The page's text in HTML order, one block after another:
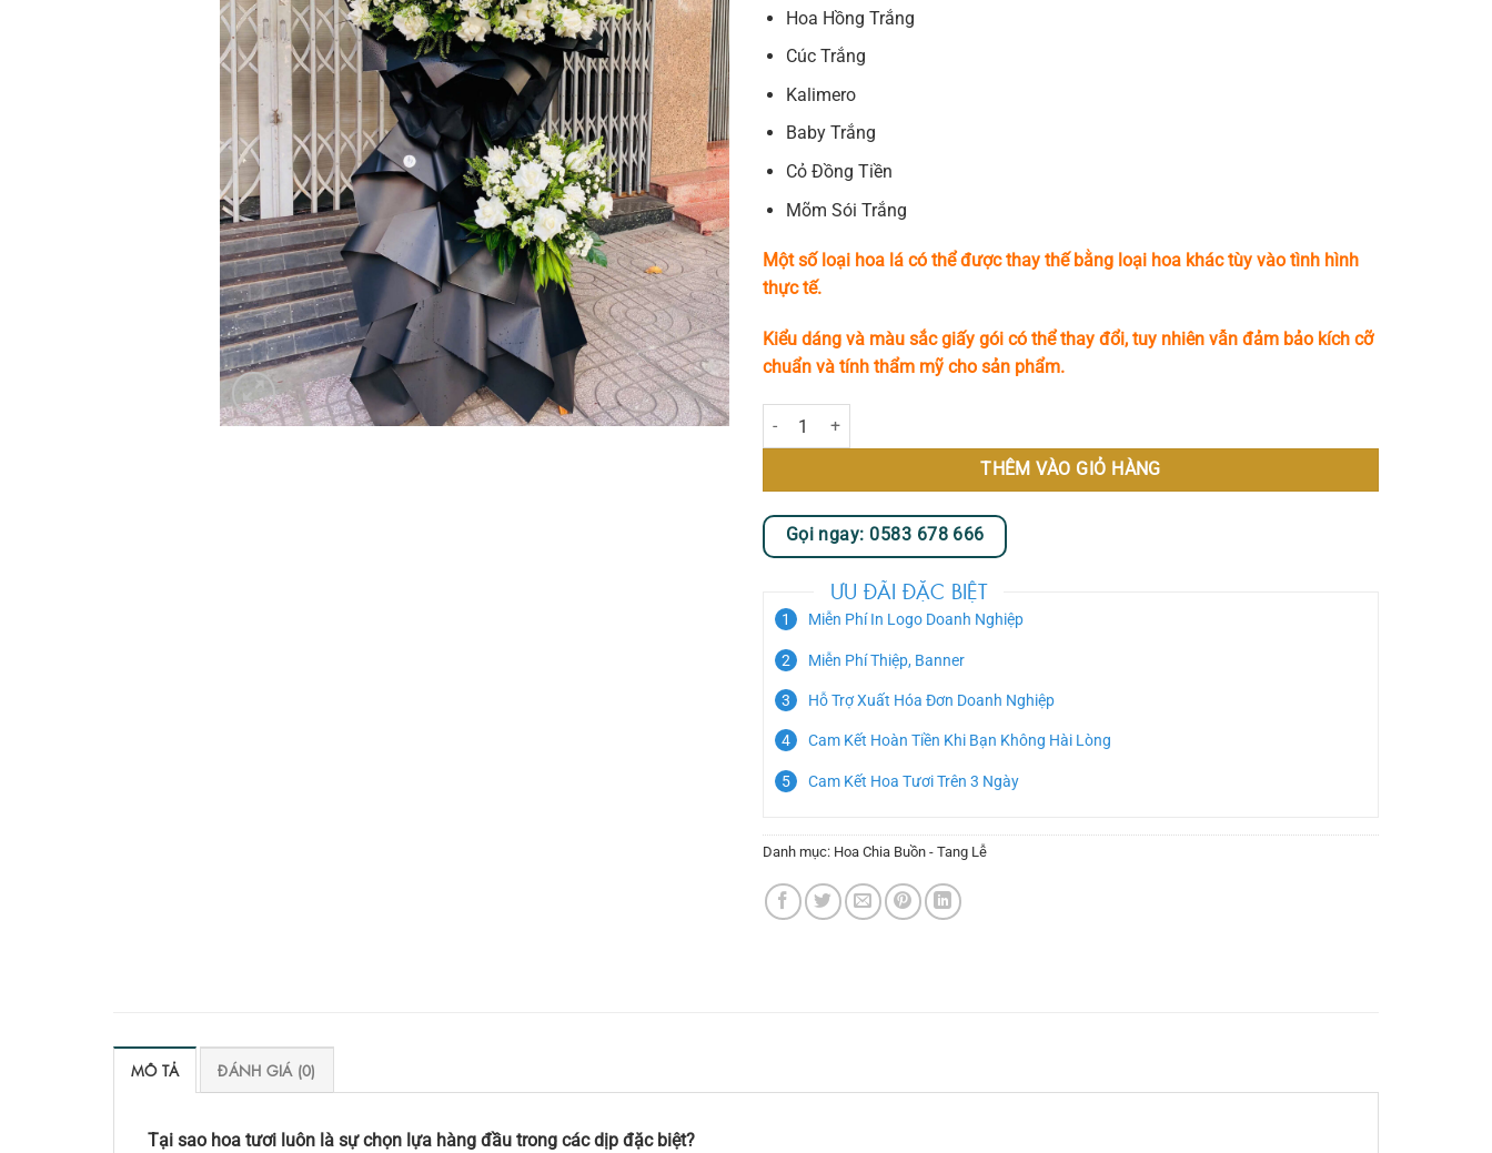
Hoa Hồng Trắng
Cúc Trắng
Kalimero
Baby Trắng
Cỏ Đồng Tiền
Mõm Sói Trắng
Một số loại hoa lá có thể được thay thế bằng loại hoa khác tùy vào tình hình
thực tế.
Kiểu dáng và màu sắc giấy gói có thể thay đổi, tuy nhiên vẫn đảm bảo kích cỡ
chuẩn và tính thẩm mỹ cho sản phẩm.
Kệ Hoa Chia Buồn - Lắng Đọng số lượng
THÊM VÀO GIỎ HÀNG
Gọi ngay: 0583 678 666
ƯU ĐÃI ĐẶC BIỆT
Miễn Phí In Logo Doanh Nghiệp
Miễn Phí Thiệp, Banner
Hỗ Trợ Xuất Hóa Đơn Doanh Nghiệp
Cam Kết Hoàn Tiền Khi Bạn Không Hài Lòng
Cam Kết Hoa Tươi Trên 3 Ngày
Danh mục: Hoa Chia Buồn - Tang Lễ
MÔ TẢ ĐÁNH GIÁ (0)
Tại sao hoa tươi luôn là sự chọn lựa hàng đầu trong các dịp đặc biệt?